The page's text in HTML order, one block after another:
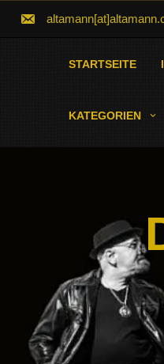
STARTSEITE
KATEGORIEN